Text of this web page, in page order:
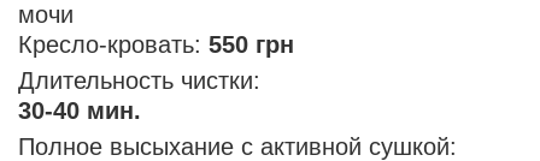
мочи
Кресло-кровать: 550 грн
Длительность чистки:
30-40 мин.
Полное высыхание с активной сушкой: